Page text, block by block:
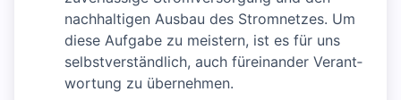
nachhaltigen Ausbau des Stromnetzes. Um
diese Aufgabe zu meistern, ist es für uns
selbstverständlich, auch füreinander Verant­
wortung zu übernehmen.